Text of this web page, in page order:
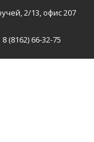
2/13, офис 207
8 (8162) 66-32-75